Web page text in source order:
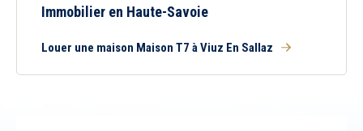
Immobilier en Haute-Savoie
Louer une maison Maison T7 à Viuz En Sallaz